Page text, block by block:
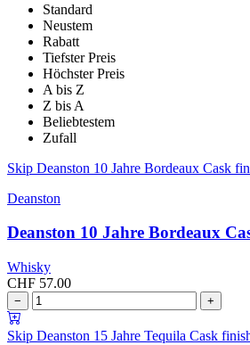
Standard
Neustem
Rabatt
Tiefster Preis
Höchster Preis
A bis Z
Z bis A
Beliebtestem
Zufall
Skip Deanston 10 Jahre Bordeaux Cask
Deanston
Deanston 10 Jahre Bordeaux
Whisky
CHF 57.00
− +
Skip Deanston 15 Jahre Tequila Cask